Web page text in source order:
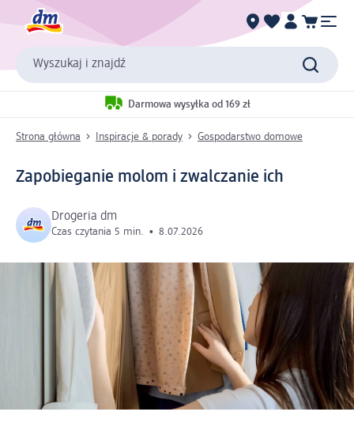
Wyszukaj i znajdź
Darmowa wysyłka od 169 zł
Strona główna Inspiracje & porady Gospodarstwo domowe
Zapobieganie molom i zwalczanie ich
Drogeria dm
Czas czytania 5 min. • 8.07.2026